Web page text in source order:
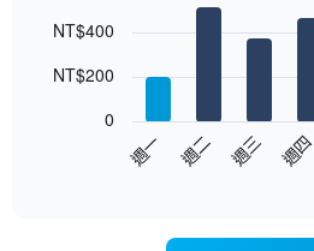
間
均
chart
graphic.
週一 週二 週三 週四
0
NT$200
NT$400